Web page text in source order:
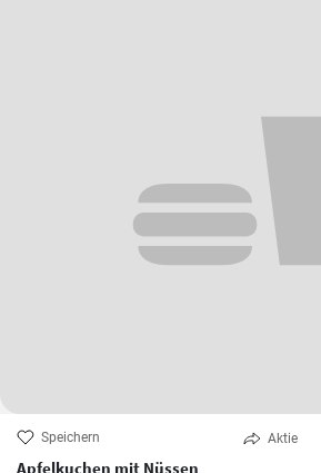
Speichern Aktie
Apfelkuchen mit Nüssen